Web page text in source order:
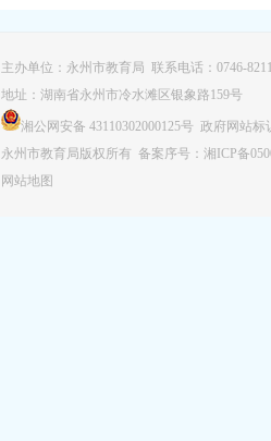
主办单位：永州市教育局 联系电话：0746-
地址：湖南省永州市冷水滩区银象路159号
湘公网安备 43110302000125号 政府网站标
永州市教育局版权所有 备案序号：湘ICP备
网站地图